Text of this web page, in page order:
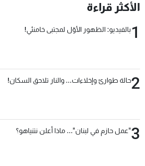
الأكثر قراءة
1بالفيديو: الظهور الأوّل لمجتبى خامنئي!
2حالة طوارئ وإخلاءات... والنار تلاحق السكان!
3"عمل حازم في لبنان"... ماذا أعلن نتنياهو؟